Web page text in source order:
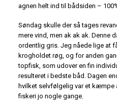
agnen helt ind til bådsiden –
Søndag skulle der så tages
mere vind, men ak ak ak. Denne
ordentlig gris. Jeg nåede lige at
krogholdet røg, og for anden
topfisk, som udover en fin
resulteret i bedste båd. Dagen
hvilket selvfølgelig var et kæmpe
fiskeri jo nogle gange.